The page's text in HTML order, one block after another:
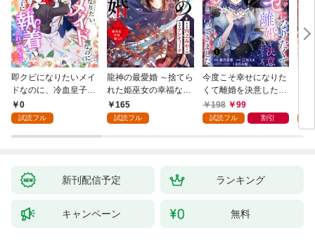
即クビになりたいメイ
ドなのに、冷血皇子に
執着されています第1
話
0
試読フル
龍神の最愛婚 ～捨てら
れた姫巫女の幸福な嫁
入り～: 1
165
試読フル
今度こそ幸せになりた
くて離婚を決意したと
ころ、無表情な旦那様
が「愛してる」と言っ
198 99
試読フル 割引
新刊配信予定 ランキング
キャンペーン 無料